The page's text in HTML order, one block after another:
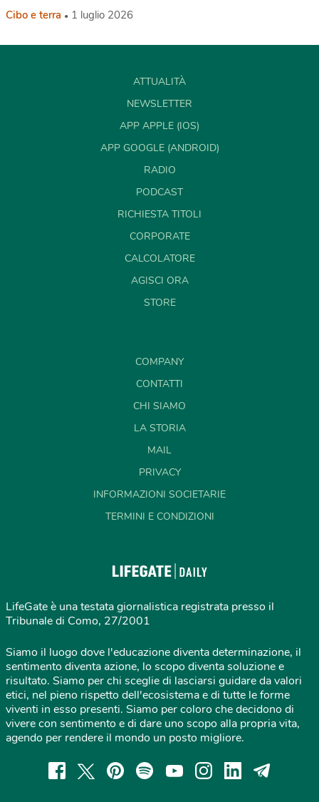
Cibo e terra 1 luglio 2026
ATTUALITÀ
NEWSLETTER
APP APPLE (IOS)
APP GOOGLE (ANDROID)
RADIO
PODCAST
RICHIESTA TITOLI
CORPORATE
CALCOLATORE
AGISCI ORA
STORE
COMPANY
CONTATTI
CHI SIAMO
LA STORIA
MAIL
PRIVACY
INFORMAZIONI SOCIETARIE
TERMINI E CONDIZIONI
LifeGate è una testata giornalistica registrata presso il
Tribunale di Como, 27/2001
Siamo il luogo dove l'educazione diventa determinazione, il
sentimento diventa azione, lo scopo diventa soluzione e
risultato. Siamo per chi sceglie di lasciarsi guidare da valori
etici, nel pieno rispetto dell'ecosistema e di tutte le forme
viventi in esso presenti. Siamo per coloro che decidono di
vivere con sentimento e di dare uno scopo alla propria vita,
agendo per rendere il mondo un posto migliore.